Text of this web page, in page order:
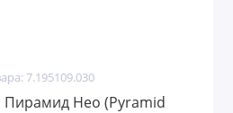
7.195109.030
Пирамид Нео (Pyramid